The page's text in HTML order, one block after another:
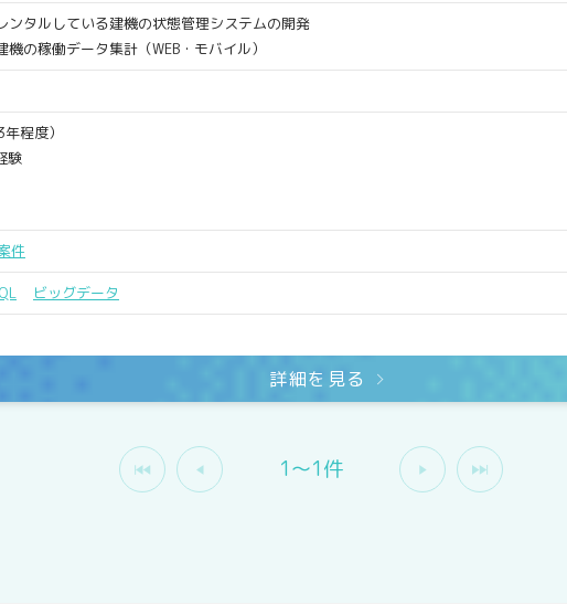
ンタルしている建機の状態管理システムの開発
の稼働データ集計（WEB・モバイル）
程度）
験
件
ビッグデータ
詳細を見る
1〜1件